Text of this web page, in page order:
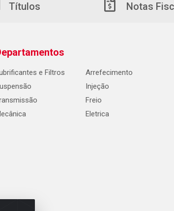
Títulos Notas
e Filtros
Arrefecimento
Injeção
Freio
Eletrica